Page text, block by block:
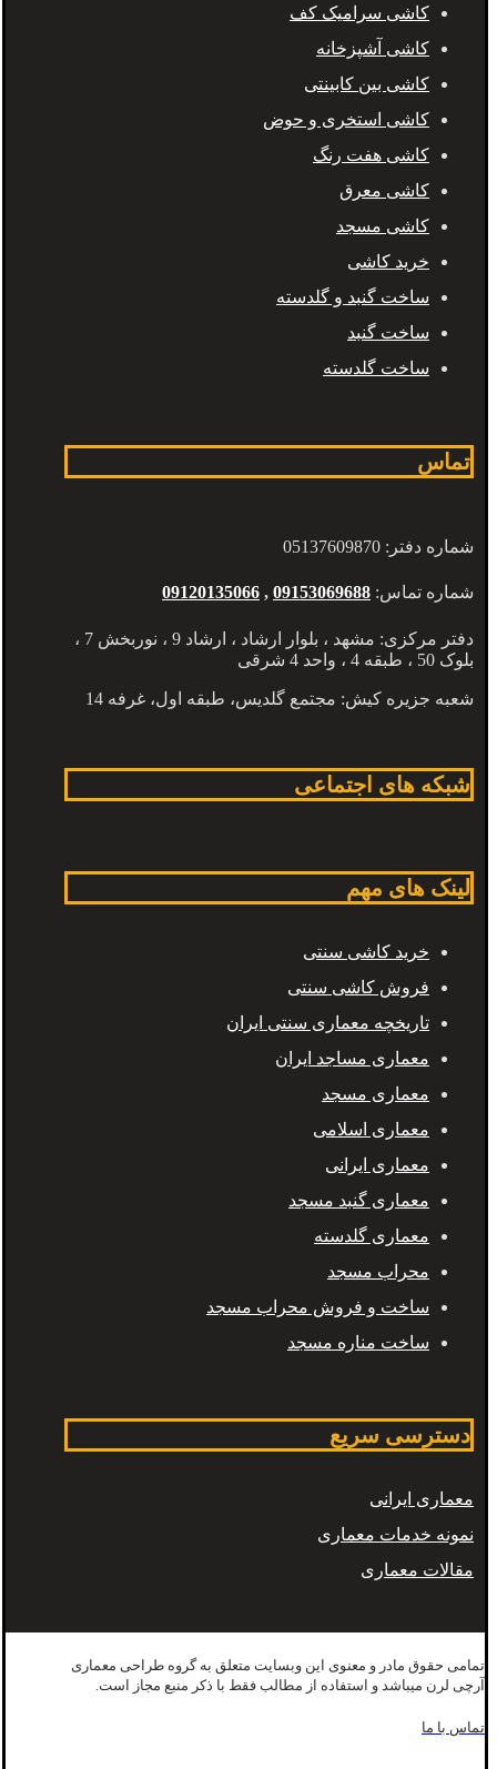
کاشی سرامیک کف
کاشی آشپزخانه
کاشی بین کابینتی
کاشی استخری و حوض
کاشی هفت رنگ
کاشی معرق
کاشی مسجد
خرید کاشی
ساخت گنبد و گلدسته
ساخت گنبد
ساخت گلدسته
تماس
شماره دفتر: 05137609870
شماره تماس: 09153069688
,
09120135066
دفتر مرکزی: مشهد ، بلوار ارشاد ، ارشاد 9 ، نوربخش 7 ،
بلوک 50 ، طبقه 4 ، واحد 4 شرقی
شعبه جزیره کیش: مجتمع گلدیس، طبقه اول، غرفه 14
شبکه های اجتماعی
لینک های مهم
خرید کاشی سنتی
فروش کاشی سنتی
تاریخچه معماری سنتی ایران
معماری مساجد ایران
معماری مسجد
معماری اسلامی
معماری ایرانی
معماری گنبد مسجد
معماری گلدسته
محراب مسجد
ساخت و فروش محراب مسجد
ساخت مناره مسجد
دسترسی سریع
معماری ایرانی
نمونه خدمات معماری
مقالات معماری
تمامی حقوق مادر و معنوی این وبسایت متعلق به گروه طراحی معماری
آرچی لرن میباشد و استفاده از مطالب فقط با ذکر منبع مجاز است.
تماس با ما